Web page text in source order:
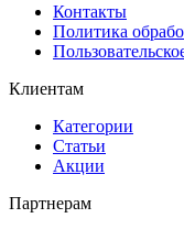
Контакты
Политика
Клиентам
Категории
Статьи
Акции
Партнерам